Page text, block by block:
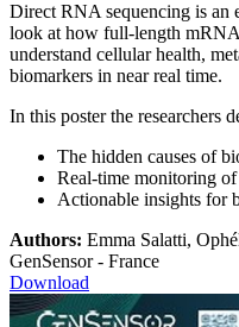
Direct RNA sequencing is an
look at how full-length
understand cellular health,
biomarkers in near real time.
In this poster the researchers
The hidden causes of
Real-time monitoring
Actionable insights for
Authors: Emma Salatti,
GenSensor - France
Download